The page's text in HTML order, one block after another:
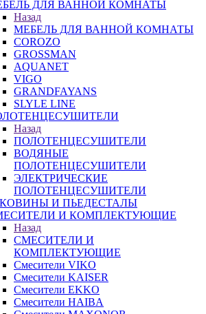
ДЛЯ ВАННОЙ КОМНАТЫ
Назад
МЕБЕЛЬ ДЛЯ ВАННОЙ КОМНАТЫ
COROZO
GROSSMAN
AQUANET
VIGO
GRANDFAYANS
SLYLE LINE
Назад
ПОЛОТЕНЦЕСУШИТЕЛИ
ВОДЯНЫЕ
ПОЛОТЕНЦЕСУШИТЕЛИ
ЭЛЕКТРИЧЕСКИЕ
ПОЛОТЕНЦЕСУШИТЕЛИ
И ПЬЕДЕСТАЛЫ
И КОМПЛЕКТУЮЩИЕ
Назад
СМЕСИТЕЛИ И
КОМПЛЕКТУЮЩИЕ
Смесители VIKO
Смесители KAISER
Смесители EKKO
Смесители HAIBA